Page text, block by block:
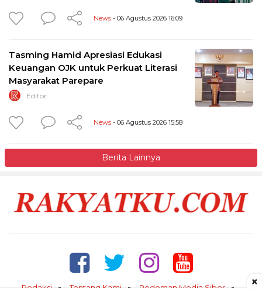
News - 06 Agustus 2026 16:09
Tasming Hamid Apresiasi Edukasi
Keuangan OJK untuk Perkuat Literasi
Masyarakat Parepare
Editor
News - 06 Agustus 2026 15:58
Berita Lainnya
Redaksi Tentang Kami Pedoman Media Siber ×